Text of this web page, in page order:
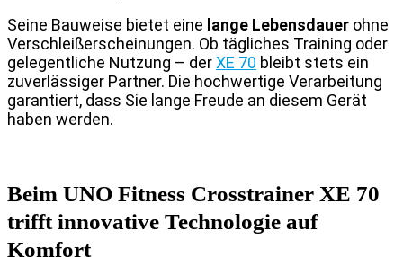
Seine Bauweise bietet eine lange Lebensdauer ohne
Verschleißerscheinungen. Ob tägliches Training oder
gelegentliche Nutzung – derXE 70 bleibt stets ein
zuverlässiger Partner. Die hochwertige Verarbeitung
garantiert, dass Sie lange Freude an diesem Gerät
haben werden.
Beim UNO Fitness Crosstrainer XE 70
trifft innovative Technologie auf
Komfort